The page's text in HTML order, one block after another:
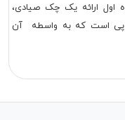
اول ارائه یک چک صیادی،
اسنپ پی است که به واسطه آن